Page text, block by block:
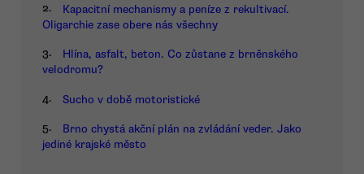
2.
Kapacitní mechanismy a peníze z rekultivací.
Oligarchie zase obere nás všechny
3.
Hlína, asfalt, beton. Co zůstane z brněnského
velodromu?
4. Sucho v době motoristické
5.
Brno chystá akční plán na zvládání veder. Jako
jediné krajské město